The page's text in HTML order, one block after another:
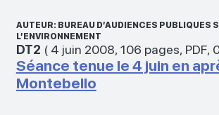
AUTEUR: BUREAU D’AUDIENCES PUBLIQUES
L’ENVIRONNEMENT
DT2 ( 4 juin 2008, 106 pages, PDF,
Séance tenue le 4 juin en
Montebello